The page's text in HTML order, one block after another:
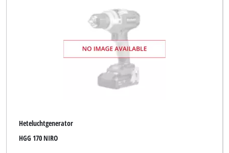
Heteluchtgenerator
HGG 170 NIRO